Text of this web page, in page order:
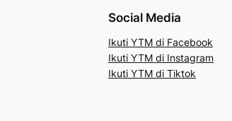
Social Media
Ikuti YTM di Facebook
Ikuti YTM di Instagram
Ikuti YTM di Tiktok